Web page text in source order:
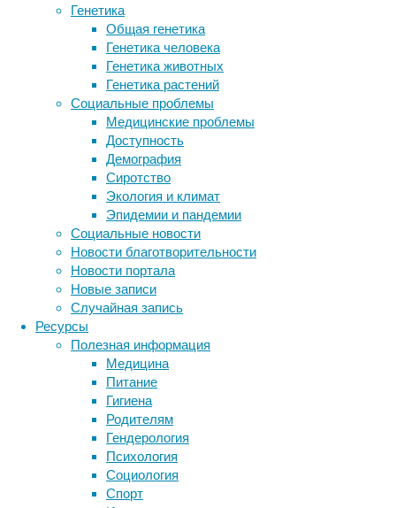
Генетика
Общая генетика
Генетика человека
Генетика животных
Генетика растений
Социальные проблемы
Медицинские проблемы
Доступность
Демография
Сиротство
Экология и климат
Эпидемии и пандемии
Социальные новости
Новости благотворительности
Новости портала
Новые записи
Случайная запись
Ресурсы
Полезная информация
Медицина
Питание
Гигиена
Родителям
Гендерология
Психология
Социология
Спорт
Сотрудники
Детской
больницы
Филадельфии
вместе
коллегами
из
нескольких
биотехнологических
компаний
сообщают
в
New
England
Journal
Medicine,
что
им
удалось
Метки